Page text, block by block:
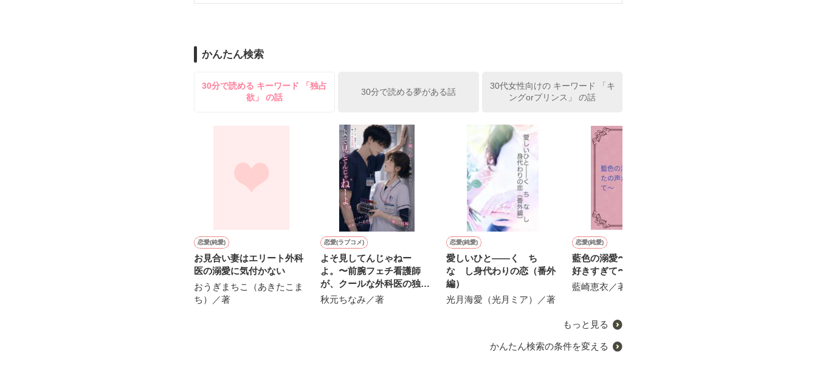
嘘つきな私は
やっと君との
嬉しいこと楽しいこと
きっと私達が生きてゆく中で
恋をして、
初めて知る感情もある。
何かを思い知ることもある。
それは、
"この上ない幸せなこと"
かんたん検索
30分で読める キーワード 「独占
欲」 の話
30分で読める夢がある話
30代女性向けの キーワード 「キ
ングorプリンス」 の話
恋愛(純愛)
お見合い妻はエリート外科
医の溺愛に気付かない
おうぎまちこ（あきたこま
ち）／著
恋愛(ラブコメ)
よそ見してんじゃねー
よ。〜前腕フェチ看護師
が、クールな外科医の独占
愛に捕まりました〜
秋元ちなみ／著
恋愛(純愛)
愛しいひと――く ち
な し身代わりの恋（番外
編）
光月海愛（光月ミア）／著
恋愛(純愛)
藍色の溺愛〜あなたの声が
好きすぎて〜
藍崎恵衣／著
もっと見る
かんたん検索の条件を変える